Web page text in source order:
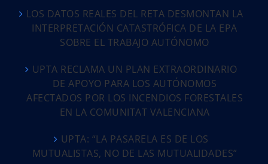
LOS DATOS REALES DEL RETA DESMONTAN LA
INTERPRETACIÓN CATASTRÓFICA DE LA EPA
SOBRE EL TRABAJO AUTÓNOMO
UPTA RECLAMA UN PLAN EXTRAORDINARIO
DE APOYO PARA LOS AUTÓNOMOS
AFECTADOS POR LOS INCENDIOS FORESTALES
EN LA COMUNITAT VALENCIANA
UPTA: “LA PASARELA ES DE LOS
MUTUALISTAS, NO DE LAS MUTUALIDADES”